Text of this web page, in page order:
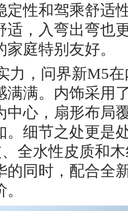
定性和驾乘舒适
适，入弯出弯也
庭特别友好。
力，问界新M5
满满。内饰采用
中心，扇形布局
。细节之处更是
、全水性皮质和
的同时，配合全